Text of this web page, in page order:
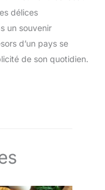
délices
un souvenir
d’un pays se
de son quotidien.